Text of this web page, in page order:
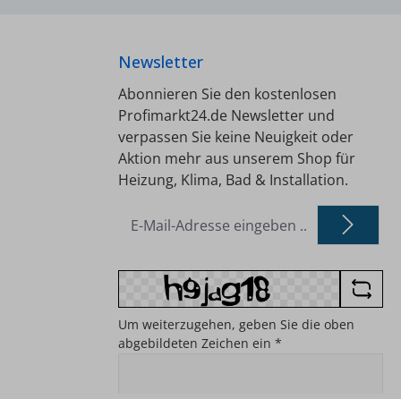
Newsletter
Abonnieren Sie den kostenlosen
Profimarkt24.de Newsletter und
verpassen Sie keine Neuigkeit oder
Aktion mehr aus unserem Shop für
Heizung, Klima, Bad & Installation.
Mail-
*
Um weiterzugehen, geben Sie die oben
abgebildeten Zeichen ein *